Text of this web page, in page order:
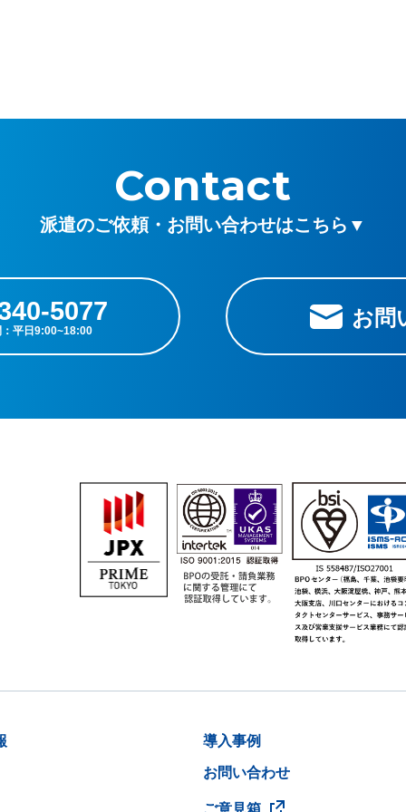
Contact
派遣のご依頼・お問い合わせはこちら▼
5077 お問
導入事例
お問い合わせ
ご意見箱